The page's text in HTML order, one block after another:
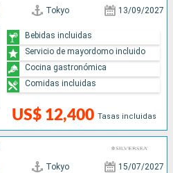
Tokyo 13/09/2027
US$ 12,400 Tasas incluidas
Bebidas incluidas
Servicio de mayordomo incluido
Cocina gastronómica
Comidas incluidas
Tokyo 15/07/2027